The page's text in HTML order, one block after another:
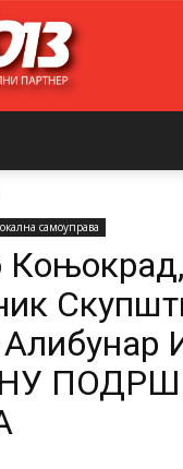
самоуправа
Коњокрад,